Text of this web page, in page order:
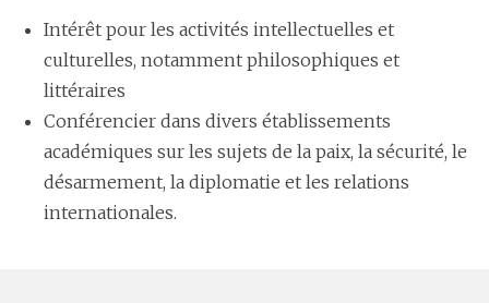
Intérêt pour les activités intellectuelles et
culturelles, notamment philosophiques et
littéraires
Conférencier dans divers établissements
académiques sur les sujets de la paix, la sécurité, le
désarmement, la diplomatie et les relations
internationales.